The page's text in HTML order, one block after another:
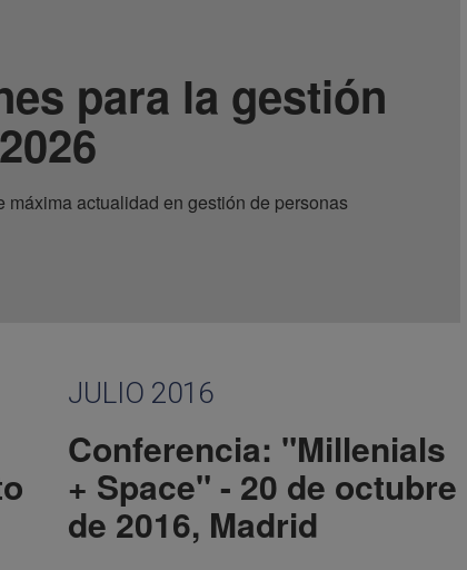
para la gestión
actualidad en gestión de personas
JULIO 2016
Conferencia: "Millenials
+ Space" - 20 de octubre
de 2016, Madrid